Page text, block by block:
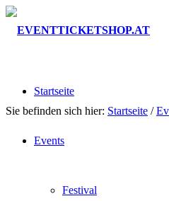
Startseite
Events
Festival
Sie befinden sich hier: Startseite /